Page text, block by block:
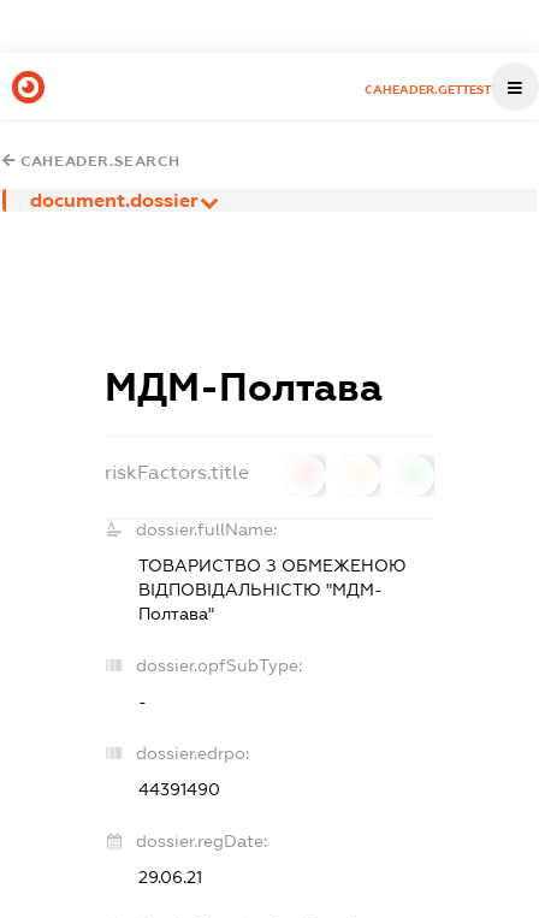
CAHEADER.GETTEST
CAHEADER.SEARCH
document.dossier
МДМ-Полтава
riskFactors.title
dossier.fullName:
ТОВАРИСТВО З ОБМЕЖЕНОЮ
ВІДПОВІДАЛЬНІСТЮ "МДМ-
Полтава"
dossier.opfSubType:
-
dossier.edrpo:
44391490
dossier.regDate:
29.06.21